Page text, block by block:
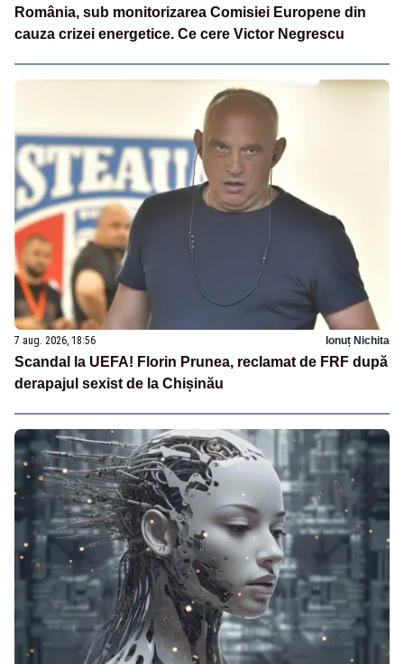
România, sub monitorizarea Comisiei Europene din
cauza crizei energetice. Ce cere Victor Negrescu
7 aug. 2026, 18:56 Ionuț Nichita
Scandal la UEFA! Florin Prunea, reclamat de FRF după
derapajul sexist de la Chișinău